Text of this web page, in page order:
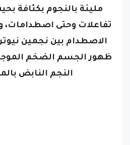
تفاعلات وحتى اصطدامات،
الاصطدام بين نجمين
ظهور الجسم الضخم
النجم النابض